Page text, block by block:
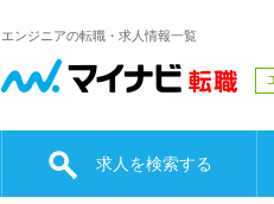
エンジニアの転職・求人情報一覧
求人を検索する